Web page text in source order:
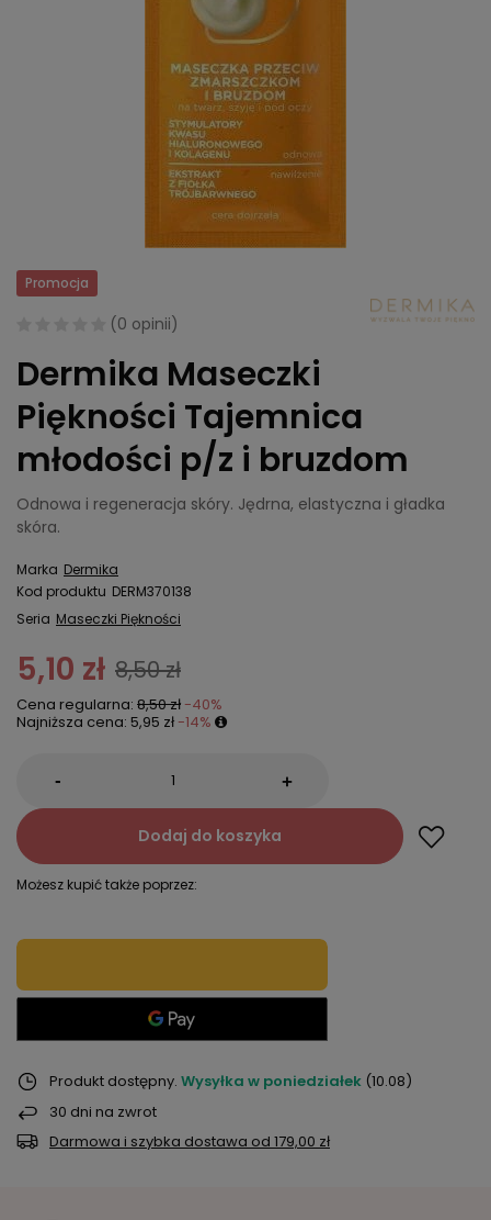
Promocja
(0 opinii)
Dermika Maseczki
Piękności Tajemnica
młodości p/z i bruzdom
Odnowa i regeneracja skóry. Jędrna, elastyczna i gładka
skóra.
Marka Dermika
Kod produktu DERM370138
Seria Maseczki Piękności
5,10 zł 8,50 zł
Cena regularna: 8,50 zł -40%
Najniższa cena: 5,95 zł -14%
- +
Dodaj do koszyka
Możesz kupić także poprzez:
Produkt dostępny Wysyłka w poniedziałek (10.08)
30 dni na zwrot
Darmowa i szybka dostawa od 179,00 zł